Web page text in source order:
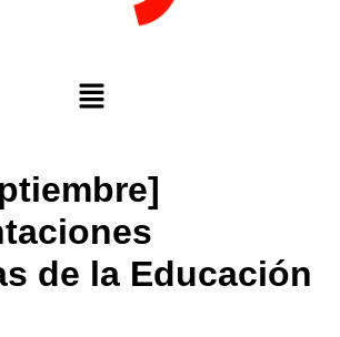
de la Educación